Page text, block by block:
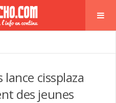
lance cissplaza
des jeunes